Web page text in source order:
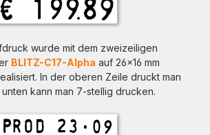
wurde mit dem zweizeiligen
BLITZ-C17-Alpha auf 26x16 mm
In der oberen Zeile druckt man
unten kann man 7-stellig drucken.